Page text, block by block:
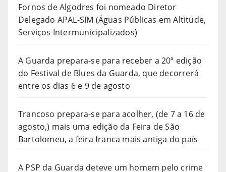
Fornos de Algodres foi nomeado Diretor
Delegado APAL-SIM (Águas Públicas em Altitude,
Serviços Intermunicipalizados)
A Guarda prepara-se para receber a 20ª edição
do Festival de Blues da Guarda, que decorrerá
entre os dias 6 e 9 de agosto
Trancoso prepara-se para acolher, (de 7 a 16 de
agosto,) mais uma edição da Feira de São
Bartolomeu, a feira franca mais antiga do país
A PSP da Guarda deteve um homem pelo crime